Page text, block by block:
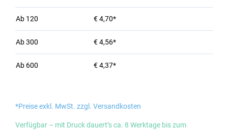
Ab 120 € 4,70*
Ab300 € 4,56*
Ab 600 € 4,37*
*Preise exkl. MwSt. zzgl. Versandkosten
Verfügbar – mit Druck dauert’s ca. 8 Werktage bis zum